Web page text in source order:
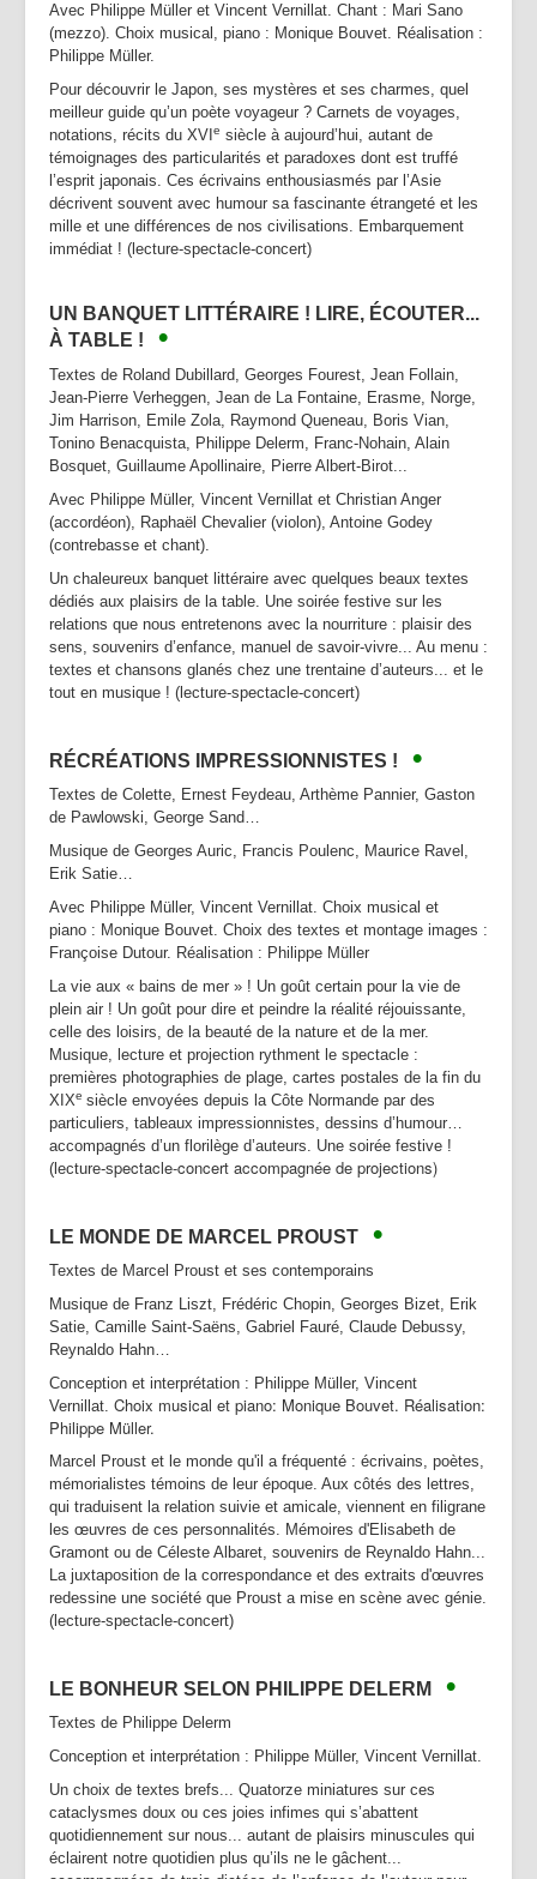
Avec Philippe Müller et Vincent Vernillat. Chant : Mari Sano
(mezzo). Choix musical, piano : Monique Bouvet. Réalisation :
Philippe Müller.
Pour découvrir le Japon, ses mystères et ses charmes, quel
meilleur guide qu’un poète voyageur ? Carnets de voyages,
notations, récits du XVI e siècle à aujourd’hui, autant de
témoignages des particularités et paradoxes dont est truffé
l’esprit japonais. Ces écrivains enthousiasmés par l’Asie
décrivent souvent avec humour sa fascinante étrangeté et les
mille et une différences de nos civilisations. Embarquement
immédiat ! (lecture-spectacle-concert)
UN BANQUET LITTÉRAIRE ! LIRE, ÉCOUTER...
À TABLE ! •
Textes de Roland Dubillard, Georges Fourest, Jean Follain,
Jean-Pierre Verheggen, Jean de La Fontaine, Erasme, Norge,
Jim Harrison, Emile Zola, Raymond Queneau, Boris Vian,
Tonino Benacquista, Philippe Delerm, Franc-Nohain, Alain
Bosquet, Guillaume Apollinaire, Pierre Albert-Birot...
Avec Philippe Müller, Vincent Vernillat et Christian Anger
(accordéon), Raphaël Chevalier (violon), Antoine Godey
(contrebasse et chant).
Un chaleureux banquet littéraire avec quelques beaux textes
dédiés aux plaisirs de la table. Une soirée festive sur les
relations que nous entretenons avec la nourriture : plaisir des
sens, souvenirs d’enfance, manuel de savoir-vivre... Au menu :
textes et chansons glanés chez une trentaine d’auteurs... et le
tout en musique ! (lecture-spectacle-concert)
R ÉCRÉATIONS IMPRESSIONNISTES ! •
Textes de Colette, Ernest Feydeau, Arthème Pannier, Gaston
de Pawlowski, George Sand…
Musique de Georges Auric, Francis Poulenc, Maurice Ravel,
Erik Satie…
Avec Philippe Müller, Vincent Vernillat. Choix musical et
piano : Monique Bouvet. Choix des textes et montage images :
Françoise Dutour. Réalisation : Philippe Müller
La vie aux « bains de mer » ! Un goût certain pour la vie de
plein air ! Un goût pour dire et peindre la réalité réjouissante,
celle des loisirs, de la beauté de la nature et de la mer.
Musique, lecture et projection rythment le spectacle :
premières photographies de plage, cartes postales de la fin du
XIXe siècle envoyées depuis la Côte Normande par des
particuliers, tableaux impressionnistes, dessins d’humour…
accompagnés d’un florilège d’auteurs. Une soirée festive !
(lecture-spectacle-concert accompagnée de projections)
LE MONDE DE MARCEL PROUST •
Textes de Marcel Proust et ses contemporains
Musique de Franz Liszt, Frédéric Chopin, Georges Bizet, Erik
Satie, Camille Saint-Saëns, Gabriel Fauré, Claude Debussy,
Reynaldo Hahn…
Conception et interprétation : Philippe Müller, Vincent
Vernillat. Choix musical et piano: Monique Bouvet. Réalisation:
Philippe Müller.
Marcel Proust et le monde qu'il a fréquenté : écrivains, poètes,
mémorialistes témoins de leur époque. Aux côtés des lettres,
qui traduisent la relation suivie et amicale, viennent en filigrane
les œuvres de ces personnalités. Mémoires d'Elisabeth de
Gramont ou de Céleste Albaret, souvenirs de Reynaldo Hahn...
La juxtaposition de la correspondance et des extraits d'œuvres
redessine une société que Proust a mise en scène avec génie.
(lecture-spectacle-concert)
LE BONHEUR SELON PHILIPPE DELERM •
Textes de Philippe Delerm
Conception et interprétation : Philippe Müller, Vincent Vernillat.
Un choix de textes brefs... Quatorze miniatures sur ces
cataclysmes doux ou ces joies infimes qui s’abattent
quotidiennement sur nous... autant de plaisirs minuscules qui
éclairent notre quotidien plus qu’ils ne le gâchent...